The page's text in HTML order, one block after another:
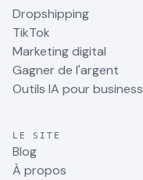
Dropshipping
TikTok
Marketing digital
Gagner de l'argent
Outils IA pour business
LE SITE
Blog
À propos